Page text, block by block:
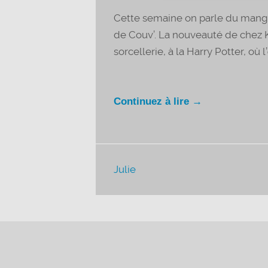
Cette semaine on parle du
de Couv’. La nouveauté de
sorcellerie, à la Harry Potter, où
Continuez à lire →
Julie